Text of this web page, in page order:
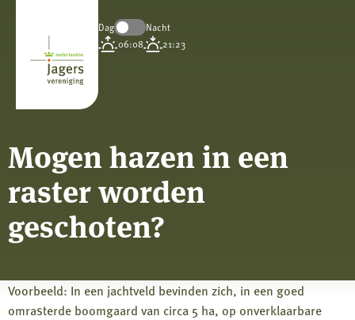
Koninklijke
Nederlandse
Jagersvereniging
Dag
Nacht
06:08
21:23
Mogen hazen in een
raster worden
geschoten?
Voorbeeld: In een jachtveld bevinden zich, in een goed
omrasterde boomgaard van circa 5 ha, op onverklaarbare